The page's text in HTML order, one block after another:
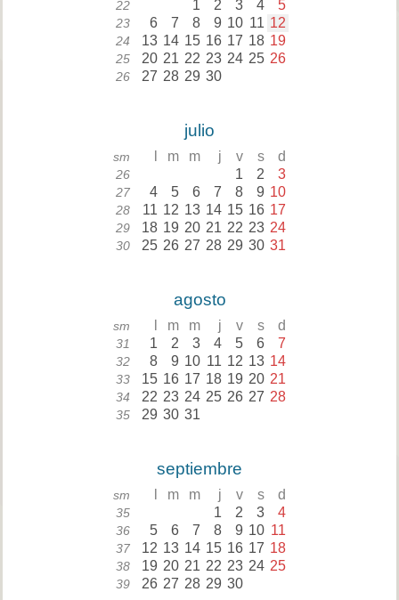
22 1 2 3 4 5
23 6 7 8 9 10 11 12
24 13 14 15 16 17 18 19
25 20 21 22 23 24 25 26
26 27 28 29 30
julio
sm m m j v s d
26 1 2 3
27 4 5 6 7 8 9 10
28 11 12 13 14 15 16 17
29 18 19 20 21 22 23 24
30 25 26 27 28 29 30 31
agosto
sm m m j v s d
31 1 2 3 4 5 6 7
32 8 9 10 11 12 13 14
33 15 16 17 18 19 20 21
34 22 23 24 25 26 27 28
35 29 30 31
septiembre
sm m m j v s d
35 1 2 3 4
36 5 6 7 8 9 10 11
37 12 13 14 15 16 17 18
38 19 20 21 22 23 24 25
39 26 27 28 29 30